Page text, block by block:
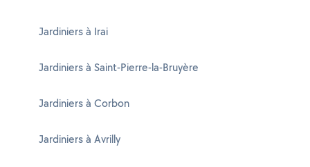
Jardiniers à Irai
Jardiniers à Saint-Pierre-la-Bruyère
Jardiniers à Corbon
Jardiniers à Avrilly